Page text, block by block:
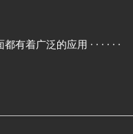
着广泛的应用 · · · · · ·